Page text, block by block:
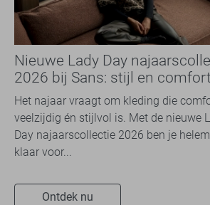
Nieuwe Lady Day
2026 bij Sans: stijl en
travelkwaliteit
Het najaar vraagt om kleding die
veelzijdig én stijlvol is. Met de nieuwe
Day najaarscollectie 2026 ben je
klaar voor...
Ontdek nu